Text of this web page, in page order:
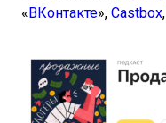
«ВКонтакте», Castbox,